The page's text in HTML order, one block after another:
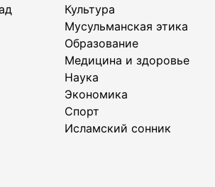
Культура
Мусульманская этика
Образование
Медицина и здоровье
Наука
Экономика
Спорт
Исламский сонник